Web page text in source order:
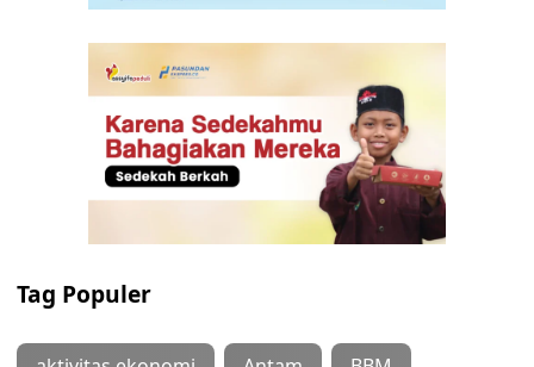
Tag Populer